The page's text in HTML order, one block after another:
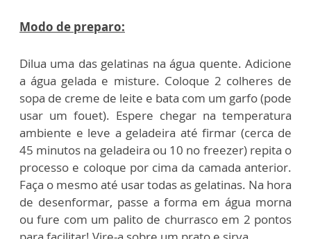
Modo de preparo:
Dilua uma das gelatinas na água quente. Adicione
a água gelada e misture. Coloque 2 colheres de
sopa de creme de leite e bata com um garfo (pode
usar um fouet). Espere chegar na temperatura
ambiente e leve a geladeira até firmar (cerca de
45 minutos na geladeira ou 10 no freezer) repita o
processo e coloque por cima da camada anterior.
Faça o mesmo até usar todas as gelatinas. Na hora
de desenformar, passe a forma em água morna
ou fure com um palito de churrasco em 2 pontos